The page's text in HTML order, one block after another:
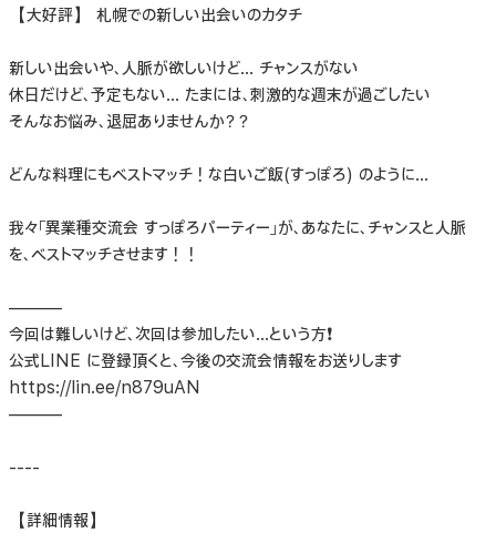
【大好評】 札幌での新しい出会いのカタチ
新しい出会いや、人脈が欲しいけど… チャンスがない
休日だけど、予定もない… たまには、刺激的な週末が過ごしたい
そんなお悩み、退屈ありませんか？？
どんな料理にもベストマッチ！な白いご飯(すっぽろ) のように…
我々「異業種交流会 すっぽろパーティー」が、あなたに、チャンスと人脈
を、ベストマッチさせます！！
———
今回は難しいけど、次回は参加したい…という方❗️
公式LINE に登録頂くと、今後の交流会情報をお送りします
https://lin.ee/n879uAN
———
----
【詳細情報】